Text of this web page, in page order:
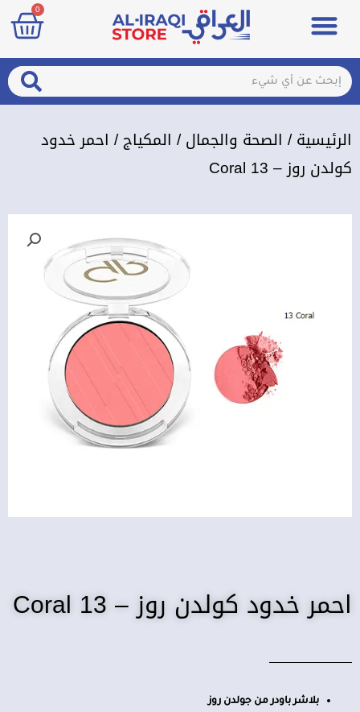
Menu
0
Search
الرئيسية/ الصحة والجمال/ المكياج/ احمر خدود
كولدن روز – Coral 13
احمر خدود كولدن روز – Coral 13
بلاشر باودر من جولدن روز